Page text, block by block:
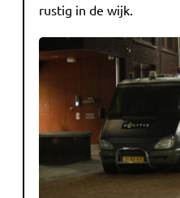
rustig in de wijk.